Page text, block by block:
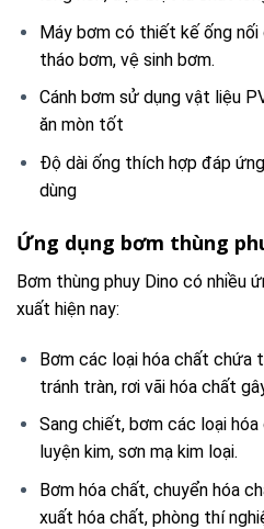
Máy bơm có thiết kế ống nối
tháo bơm, vệ sinh bơm.
Cánh bơm sử dụng vật liệu
ăn mòn tốt
Độ dài ống thích hợp đáp
dùng
Ứng dụng bơm thùng
Bơm thùng phuy Dino có nhiều
xuất hiện nay:
Bơm các loại hóa chất chứa
tránh tràn, rơi vãi hóa chất
Sang chiết, bơm các loại
luyện kim, sơn mạ kim loại.
Bơm hóa chất, chuyển hóa
xuất hóa chất, phòng thí